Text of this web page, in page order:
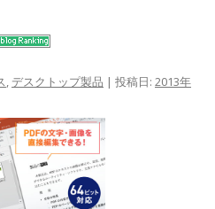
, デスクトップ製品 | 投稿日: 2013年